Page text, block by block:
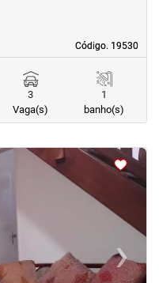
Código. 19530
Código. 19530
3
Vaga(s)
1
banho(s)
›Next